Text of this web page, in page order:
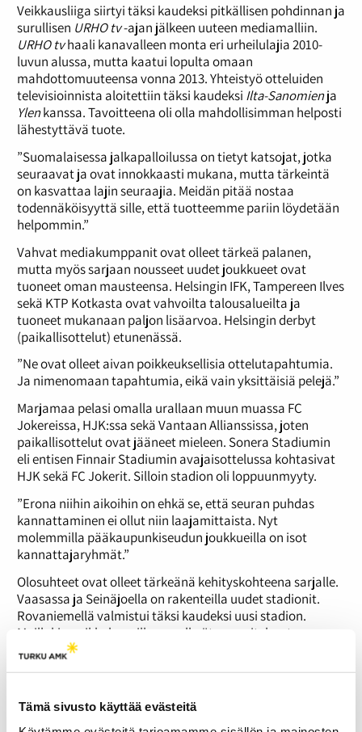
Tämä sivusto käyttää evästeitä
Veikkausliiga siirtyi täksi kaudeksi pitkällisen pohdinnan ja
surullisen URHO tv-ajan jälkeen uuteen mediamalliin.
URHO tvhaali kanavalleen monta eri urheilulajia 2010-
luvun alussa, mutta kaatui lopulta omaan
mahdottomuuteensa vonna 2013. Yhteistyö otteluiden
televisioinnista aloitettiin täksi kaudeksi Ilta-Sanomienja
Ylenkanssa. Tavoitteena oli olla mahdollisimman helposti
lähestyttävä tuote.
”Suomalaisessa jalkapalloilussa on tietyt katsojat, jotka
seuraavat ja ovat innokkaasti mukana, mutta tärkeintä
on kasvattaa lajin seuraajia. Meidän pitää nostaa
todennäköisyyttä sille, että tuotteemme pariin löydetään
helpommin.”
Vahvat mediakumppanit ovat olleet tärkeä palanen,
mutta myös sarjaan nousseet uudet joukkueet ovat
tuoneet oman mausteensa. Helsingin IFK, Tampereen Ilves
sekä KTP Kotkasta ovat vahvoilta talousalueilta ja
tuoneet mukanaan paljon lisäarvoa. Helsingin derbyt
(paikallisottelut) etunenässä.
”Ne ovat olleet aivan poikkeuksellisia ottelutapahtumia.
Ja nimenomaan tapahtumia, eikä vain yksittäisiä pelejä.”
Marjamaa pelasi omalla urallaan muun muassa FC
Jokereissa, HJK:ssa sekä Vantaan Allianssissa, joten
paikallisottelut ovat jääneet mieleen. Sonera Stadiumin
eli entisen Finnair Stadiumin avajaisottelussa kohtasivat
HJK sekä FC Jokerit. Silloin stadion oli loppuunmyyty.
”Erona niihin aikoihin on ehkä se, että seuran puhdas
kannattaminen ei ollut niin laajamittaista. Nyt
molemmilla pääkaupunkiseudun joukkueilla on isot
kannattajaryhmät.”
Olosuhteet ovat olleet tärkeänä kehityskohteena sarjalle.
Vaasassa ja Seinäjoella on rakenteilla uudet stadionit.
Rovaniemellä valmistui täksi kaudeksi uusi stadion.
Muillakin paikkakunnilla on selkeät suunnitelmat
stadioneiden kehittämiseksi.
”Se on sarjan kannalta perusedellytys, että olosuhteet
hiljaiseloa, mutta nyt olosuhdeasiat ovat lähteneet
rullaamaan usealla paikkakunnalla oikeaan suuntaan.”